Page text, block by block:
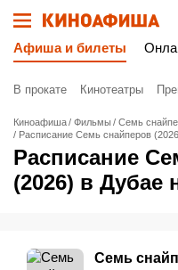
Афиша и билеты
В прокате Кинотеатры
Киноафиша Фильмы
Семь
Расписание Семь снайперов
Расписание
(2026) в Дубае
Семь